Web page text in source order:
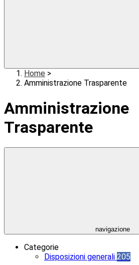
Home >
Amministrazione Trasparente
Amministrazione
Trasparente
navigazione
Categorie
Disposizioni generali 205